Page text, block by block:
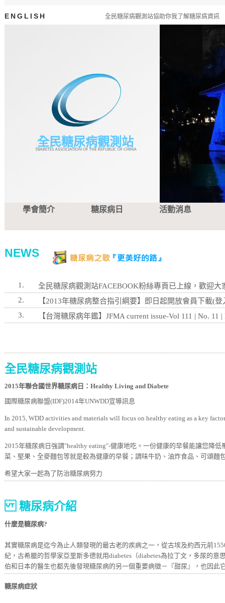
ENGLISH 全民糖尿病觀測站協助你我了解糖尿病資訊
全民糖尿病觀測站
學會簡介 糖尿病日 活動消息
NEWS
1.
全民糖尿病觀測站FACEBOOK粉絲專頁已上線，歡迎大
2.
【2013年糖尿病整合指引綱要】即日起開放會員下載(
3.
【台灣糖尿病年鑑】JFMA current issue-Vol 111 | No. 11
全民糖尿病觀測站
2015年聯合國世界糖尿病日：Healthy Living and Diabete
國際糖尿病聯盟(IDF)2014年UNWDD宣導訊息
In 2015, WDD activities and materials will focus on healthy eating as a key
and sustainable development.
2015年糖尿病日強調"healthy eating"-健康地吃。一份健康的早餐能讓您降
菜、堅果、全麥麵包等就是較為健康的早餐；調味牛奶、油炸食品、可頌麵
希望大家一起為了防治糖尿病努力
糖尿病介紹
什麼是糖尿病?
其實糖尿病是迄今為止人類發現的最古老的疾病之一，從古埃及約西元前
紀，古希臘的哲學家亞里斯多德就用diabetes（diabetes為拉丁文，多尿的
伯和日本的醫生也都先後發現糖尿病的另一個重要病徵－『甜尿』，也因此
糖尿病症狀